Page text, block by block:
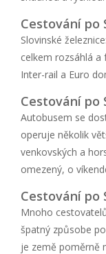
Cestování po
Slovinské železnice:
celkem rozsáhlá a
Inter-rail a Euro
Cestování po
Autobusem se
operuje několik
venkovských a
omezený, o
Cestování po
Mnoho
špatný způsobe
je země poměrně